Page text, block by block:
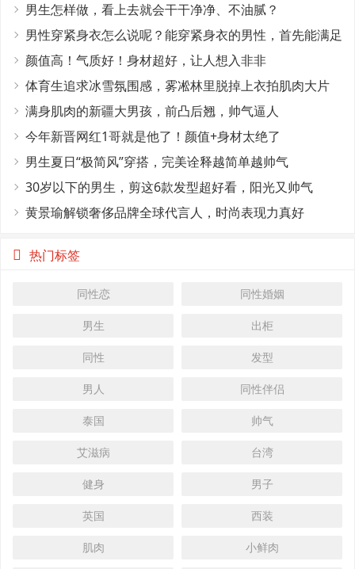
男生怎样做，看上去就会干干净净、不油腻？
男性穿紧身衣怎么说呢？能穿紧身衣的男性，首先能满足
这4个条件
颜值高！气质好！身材超好，让人想入非非
体育生追求冰雪氛围感，雾凇林里脱掉上衣拍肌肉大片
满身肌肉的新疆大男孩，前凸后翘，帅气逼人
今年新晋网红1哥就是他了！颜值+身材太绝了
男生夏日“极简风”穿搭，完美诠释越简单越帅气
30岁以下的男生，剪这6款发型超好看，阳光又帅气
黄景瑜解锁奢侈品牌全球代言人，时尚表现力真好
热门标签
同性恋 同性婚姻
男生 出柜
同性 发型
男人 同性伴侣
泰国 帅气
艾滋病 台湾
健身 男子
英国 西装
肌肉 小鲜肉